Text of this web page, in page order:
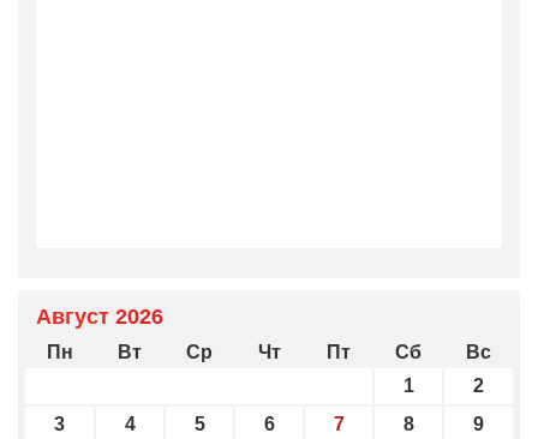
Август 2026
Пн Вт Ср Чт Пт Сб
Вс
1
2
3
4 5 6 7 8
9